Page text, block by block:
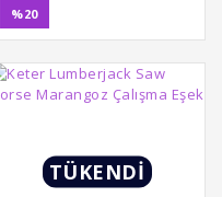
%20
TÜKENDİ